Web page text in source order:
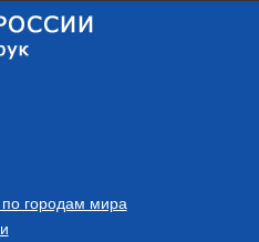
городам мира